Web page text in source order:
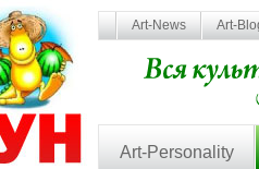
Art-News Art-
Art-Personality